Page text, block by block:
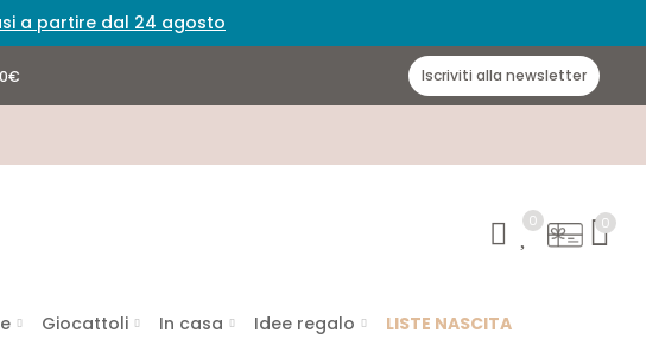
a partire dal 24 agosto
Iscriviti alla newsletter
0 0
Giocattoli In casa Idee regalo LISTE NASCITA